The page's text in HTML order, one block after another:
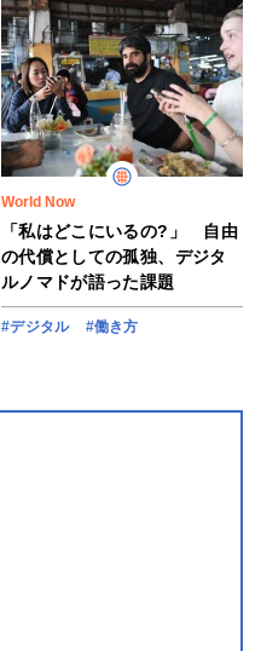
World Now
「私はどこにいるの?」 自由
の代償としての孤独、デジタ
ルノマドが語った課題
#デジタル #働き方